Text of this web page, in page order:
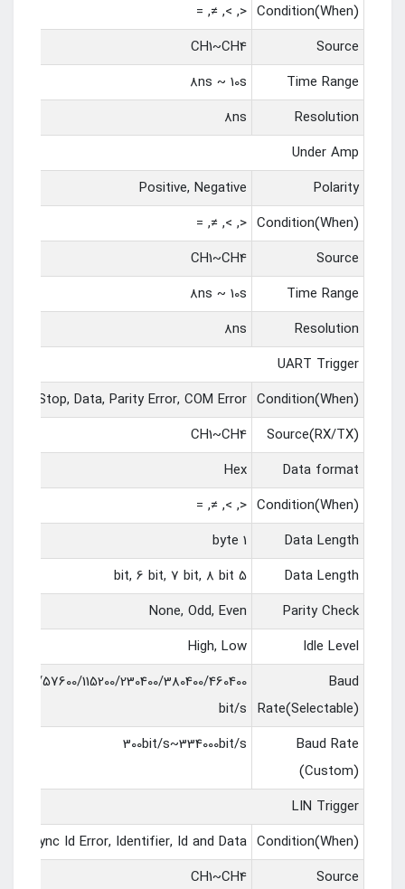
Condition(When)
<, >, ≠, =
Source
CH1~CH4
Time Range
8ns ~ 10s
Resolution
8ns
Under Amp
Polarity
Positive, Negative
Condition(When)
<, >, ≠, =
Source
CH1~CH4
Time Range
8ns ~ 10s
Resolution
8ns
UART Trigger
Condition(When)
Start, Stop, Data, Parity Error, COM Error
Source(RX/TX)
CH1~CH4
Data format
Hex
Condition(When)
<, >, ≠, =
Data Length
1 byte
Data Length
5 bit, 6 bit, 7 bit, 8 bit
Parity Check
None, Odd, Even
Idle Level
High, Low
Baud
Rate(Selectable)
38400/57600/115200/230400/380400/460400
bit/s
Baud Rate
(Custom)
300bit/s~334000bit/s
LIN Trigger
Condition(When)
Sync Id Error, Identifier, Id and Data
Source
CH1~CH4